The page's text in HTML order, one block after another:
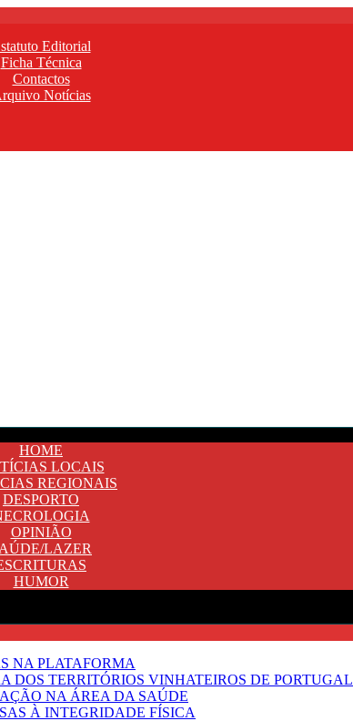
Editorial
Ficha Técnica
Contactos
Notícias
HOME
LOCAIS
REGIONAIS
DESPORTO
OPINIÃO
LAZER
HUMOR
NA PLATAFORMA
DOS TERRITÓRIOS VINHATEIROS DE PORTUGAL
NA ÁREA DA SAÚDE
À INTEGRIDADE FÍSICA